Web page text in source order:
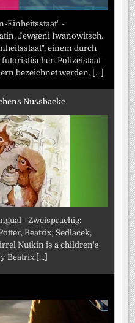
Einheitsstaat" -
Jewgeni Iwanowitsch.
einem durch
futoristischen Polizeistaat
bezeichnet werden. [...]
Nussbacke
- Zweisprachig:
Beatrix; Sedlacek,
Nutkin is a children's
Beatrix [...]